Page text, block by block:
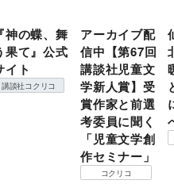
『神の蝶、舞
果て』公式
イト
講談社コクリコ
アーカイブ配
信中【第67回
講談社児童文
学新人賞】受
賞作家と前選
考委員に聞く
「児童文学創
作セミナー」
コクリコ